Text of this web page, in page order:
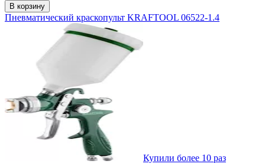
В корзину
Пневматический краскопульт KRAFTOOL 06522-1.4
Купили более 10 раз